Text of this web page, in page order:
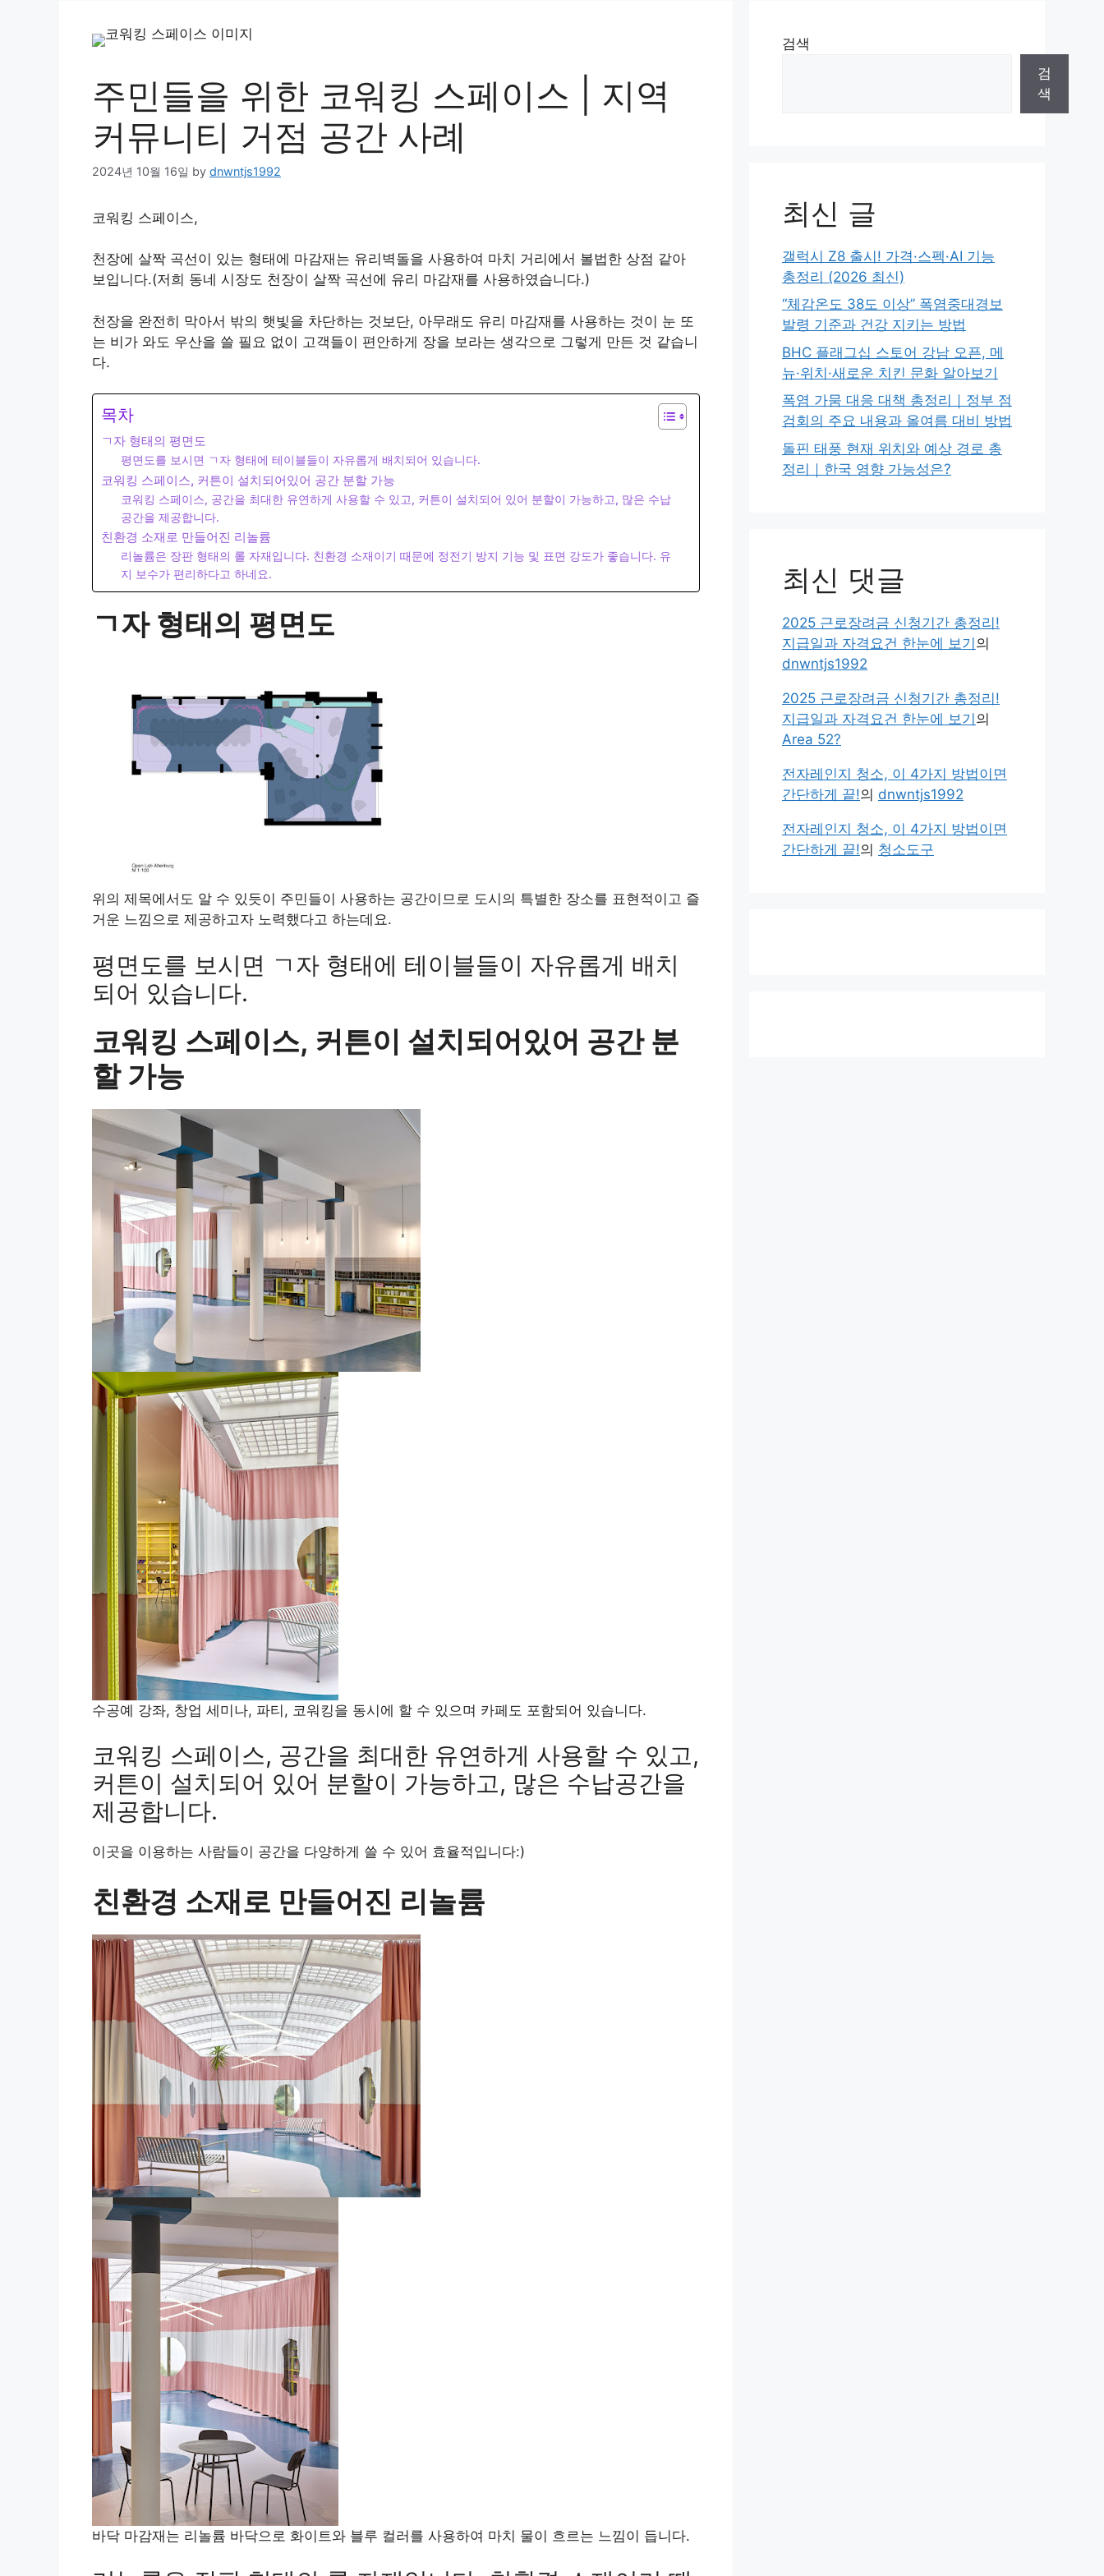
주민들을 위한 코워킹 스페이스 | 지역
커뮤니티 거점 공간 사례
2024년 10월 16일 by dnwntjs1992
코워킹 스페이스,
천장에 살짝 곡선이 있는 형태에 마감재는 유리벽돌을 사용하여 마치 거리에서 볼법한 상점 같아
보입니다.(저희 동네 시장도 천장이 살짝 곡선에 유리 마감재를 사용하였습니다.)
천장을 완전히 막아서 밖의 햇빛을 차단하는 것보단, 아무래도 유리 마감재를 사용하는 것이 눈 또
는 비가 와도 우산을 쓸 필요 없이 고객들이 편안하게 장을 보라는 생각으로 그렇게 만든 것 같습니
다.
목차
ㄱ자 형태의 평면도
평면도를 보시면 ㄱ자 형태에 테이블들이 자유롭게 배치되어 있습니다.
코워킹 스페이스, 커튼이 설치되어있어 공간 분할 가능
코워킹 스페이스, 공간을 최대한 유연하게 사용할 수 있고, 커튼이 설치되어 있어 분할이 가능하고, 많은 수납
공간을 제공합니다.
친환경 소재로 만들어진 리놀륨
리놀륨은 장판 형태의 롤 자재입니다. 친환경 소재이기 때문에 정전기 방지 기능 및 표면 강도가 좋습니다. 유
지 보수가 편리하다고 하네요.
ㄱ자 형태의 평면도
위의 제목에서도 알 수 있듯이 주민들이 사용하는 공간이므로 도시의 특별한 장소를 표현적이고 즐
거운 느낌으로 제공하고자 노력했다고 하는데요.
평면도를 보시면 ㄱ자 형태에 테이블들이 자유롭게 배치
되어 있습니다.
코워킹 스페이스, 커튼이 설치되어있어 공간 분
할 가능
수공예 강좌, 창업 세미나, 파티, 코워킹을 동시에 할 수 있으며 카페도 포함되어 있습니다.
코워킹 스페이스, 공간을 최대한 유연하게 사용할 수 있고,
커튼이 설치되어 있어 분할이 가능하고, 많은 수납공간을
제공합니다.
이곳을 이용하는 사람들이 공간을 다양하게 쓸 수 있어 효율적입니다:)
친환경 소재로 만들어진 리놀륨
바닥 마감재는 리놀륨 바닥으로 화이트와 블루 컬러를 사용하여 마치 물이 흐르는 느낌이 듭니다.
검색
검
색
최신 글
갤럭시 Z8 출시! 가격·스펙·AI 기능
총정리 (2026 최신)
“체감온도 38도 이상” 폭염중대경보
발령 기준과 건강 지키는 방법
BHC 플래그십 스토어 강남 오픈, 메
뉴·위치·새로운 치킨 문화 알아보기
폭염 가뭄 대응 대책 총정리｜정부 점
검회의 주요 내용과 올여름 대비 방법
돌핀 태풍 현재 위치와 예상 경로 총
정리｜한국 영향 가능성은?
최신 댓글
2025 근로장려금 신청기간 총정리!
지급일과 자격요건 한눈에 보기의
dnwntjs1992
2025 근로장려금 신청기간 총정리!
지급일과 자격요건 한눈에 보기의
Area 52?
전자레인지 청소, 이 4가지 방법이면
간단하게 끝!의 dnwntjs1992
전자레인지 청소, 이 4가지 방법이면
간단하게 끝!의 청소도구